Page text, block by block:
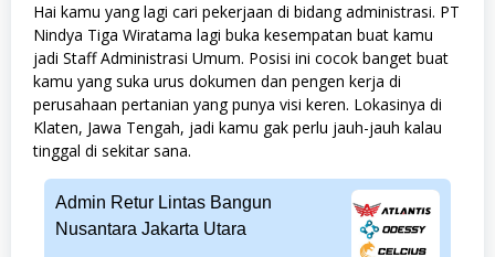
Hai kamu yang lagi cari pekerjaan di bidang administrasi. PT
Nindya Tiga Wiratama lagi buka kesempatan buat kamu
jadi Staff Administrasi Umum. Posisi ini cocok banget buat
kamu yang suka urus dokumen dan pengen kerja di
perusahaan pertanian yang punya visi keren. Lokasinya di
Klaten, Jawa Tengah, jadi kamu gak perlu jauh-jauh kalau
tinggal di sekitar sana.
Admin Retur Lintas Bangun
Nusantara Jakarta Utara